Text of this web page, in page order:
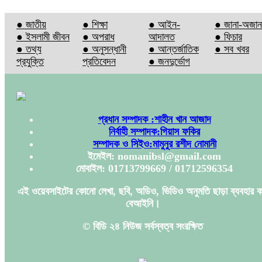
● জাতীয়
● ইসলামী জীবন
● তথ্য
প্রযুক্তি
● শিক্ষা
● অপরাধ
● অনুসন্ধানী
প্রতিবেদন
● আইন-
আদালত
● আন্তর্জাতিক
● জনদুর্ভোগ
● জানা-
● ফিচার
● সব খবর
প্রধান সম্পাদক :শাহীন খান আজাদ
নির্বাহী সম্পাদক:গিয়াস ফকির
সম্পাদক ও সিইও:মামুনুর রশীদ নোমানী
ইমেইল: nomanibsl@gmail.com
মোবাইল: 01713799669 / 01712596354
এই ওয়েবসাইটের কোনো লেখা, ছবি, অডিও, ভিডিও অনুমতি ছাড়া ব্যবহার
বেআইনি।
© বিডি ২৪ নিউজ সর্বস্বত্ব সংরক্ষিত